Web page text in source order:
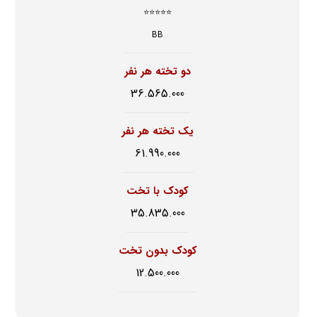
⭐⭐⭐⭐⭐
BB
دو تخته هر نفر
36.565.000
یک تخته هر نفر
61.990.000
کودک با تخت
35.835.000
کودک بدون تخت
12.500.000